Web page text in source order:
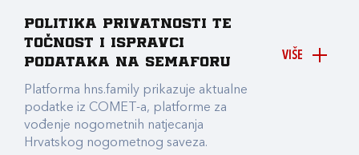
VIŠE
Politika privatnosti te
točnost i ispravci
podataka na Semaforu
Platforma hns.family prikazuje aktualne
podatke iz COMET-a, platforme za
vođenje nogometnih natjecanja
Hrvatskog nogometnog saveza.